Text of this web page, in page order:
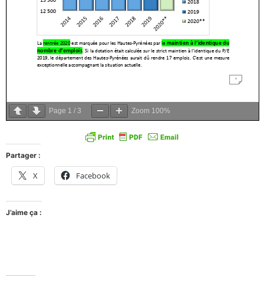
Page 1 / 3 Zoom 100%
Partager :
X Facebook
J’aime ça :